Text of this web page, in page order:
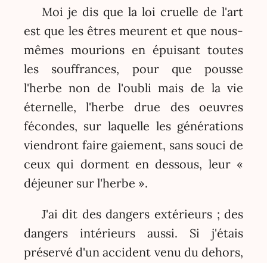
Moi je dis que la loi cruelle de l'art
est que les êtres meurent et que nous-
mêmes mourions en épuisant toutes
les souffrances, pour que pousse
l'herbe non de l'oubli mais de la vie
éternelle, l'herbe drue des oeuvres
fécondes, sur laquelle les générations
viendront faire gaiement, sans souci de
ceux qui dorment en dessous, leur «
déjeuner sur l'herbe ».
J'ai dit des dangers extérieurs ; des
dangers intérieurs aussi. Si j'étais
préservé d'un accident venu du dehors,